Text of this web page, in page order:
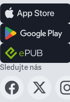
Sledujte nás